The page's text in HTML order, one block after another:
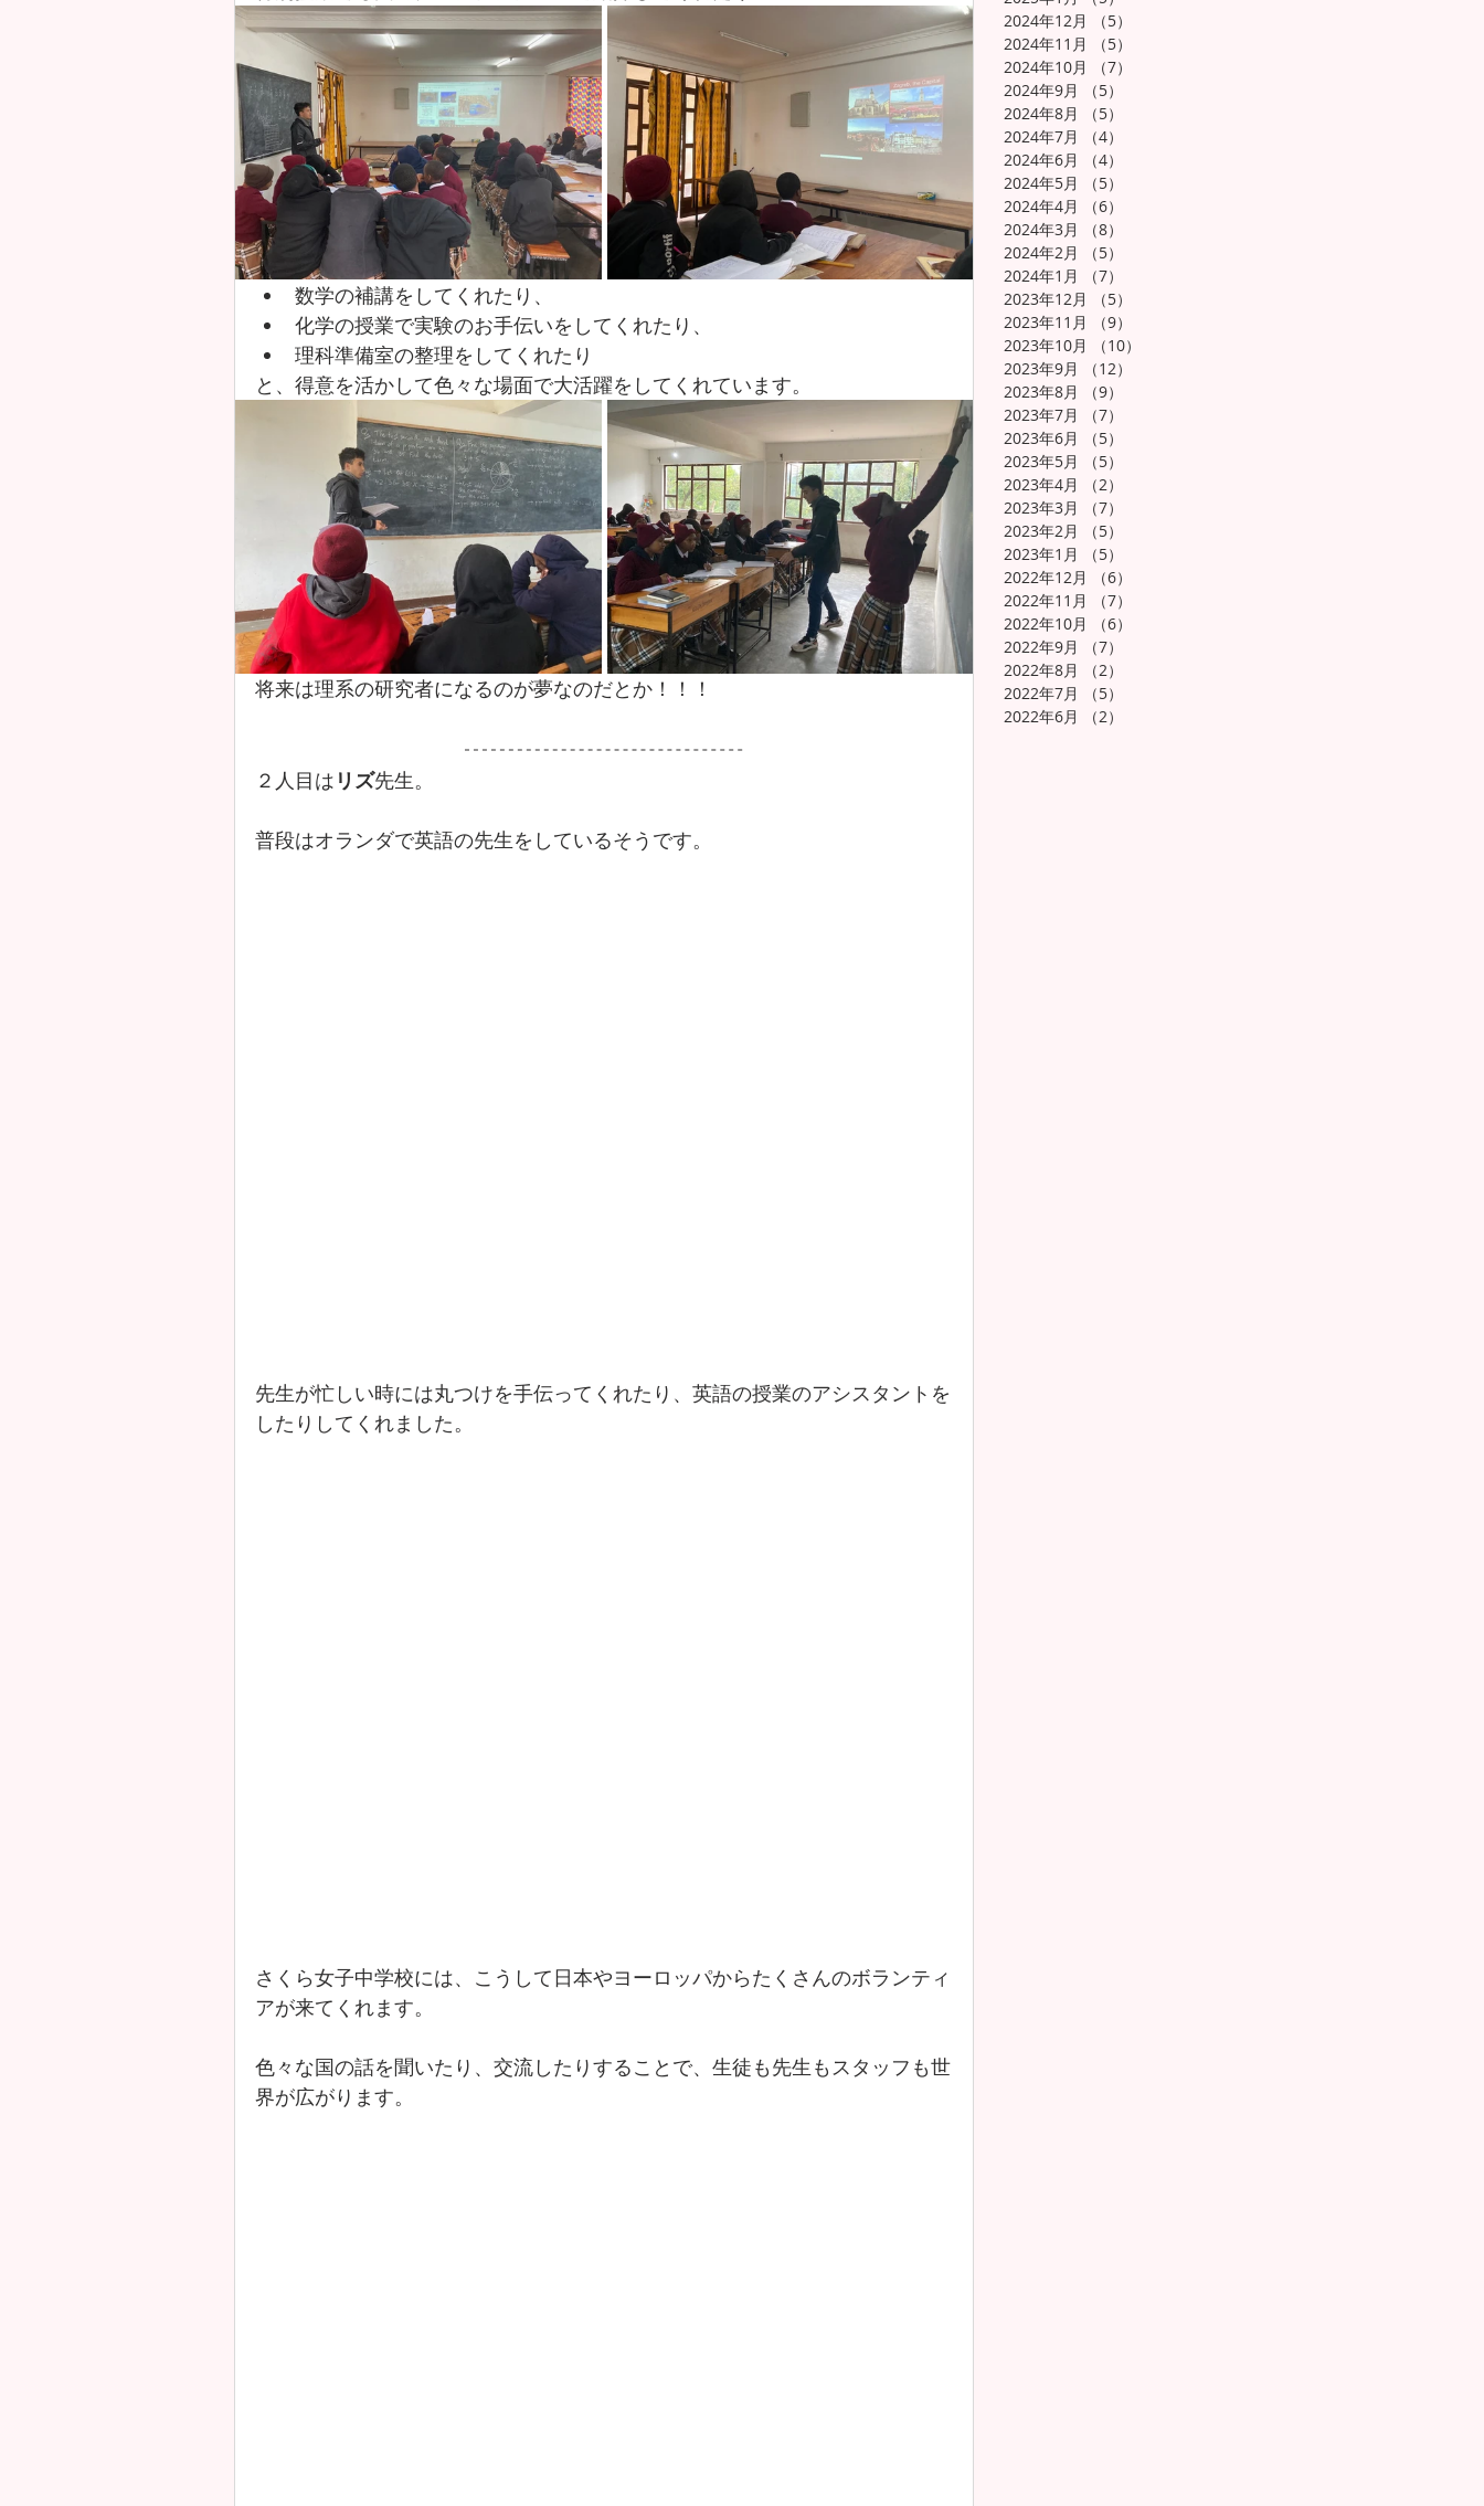
数学の補講をしてくれたり、
化学の授業で実験のお手伝いをしてくれたり、
理科準備室の整理をしてくれたり
と、得意を活かして色々な場面で大活躍をしてくれています。
将来は理系の研究者になるのが夢なのだとか！！！
２人目は リズ先生。
普段はオランダで英語の先生をしているそうです。
先生が忙しい時には丸つけを手伝ってくれたり、英語の授業のアシスタントを
したりしてくれました。
さくら女子中学校には、こうして日本やヨーロッパからたくさんのボランティ
アが来てくれます。
色々な国の話を聞いたり、交流したりすることで、生徒も先生もスタッフも世
界が広がります。
2024年12月
（5）
2024年11月
（5）
2024年10月
（7）
2024年9月
（5）
2024年8月
（5）
2024年7月
（4）
2024年6月
（4）
2024年5月
（5）
2024年4月
（6）
2024年3月
（8）
2024年2月
（5）
2024年1月
（7）
2023年12月
（5）
2023年11月
（9）
2023年10月
（10）
2023年9月
（12）
2023年8月
（9）
2023年7月
（7）
2023年6月
（5）
2023年5月
（5）
2023年4月
（2）
2023年3月
（7）
2023年2月
（5）
2023年1月
（5）
2022年12月
（6）
2022年11月
（7）
2022年10月
（6）
2022年9月
（7）
2022年8月
（2）
2022年7月
（5）
2022年6月
（2）